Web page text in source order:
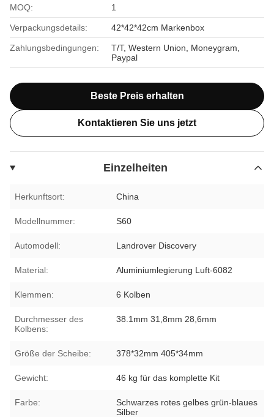
MOQ: 1
Verpackungsdetails: 42*42*42cm Markenbox
Zahlungsbedingungen:
T/T, Western Union, Moneygram,
Paypal
Beste Preis erhalten
Kontaktieren Sie uns jetzt
Einzelheiten
Herkunftsort: China
Modellnummer: S60
Automodell: Landrover Discovery
Material: Aluminiumlegierung Luft-6082
Klemmen: 6 Kolben
Durchmesser des
Kolbens:
38.1mm 31,8mm 28,6mm
Größe der Scheibe: 378*32mm 405*34mm
Gewicht: 46 kg für das komplette Kit
Farbe:
Schwarzes rotes gelbes grün-blaues
Silber